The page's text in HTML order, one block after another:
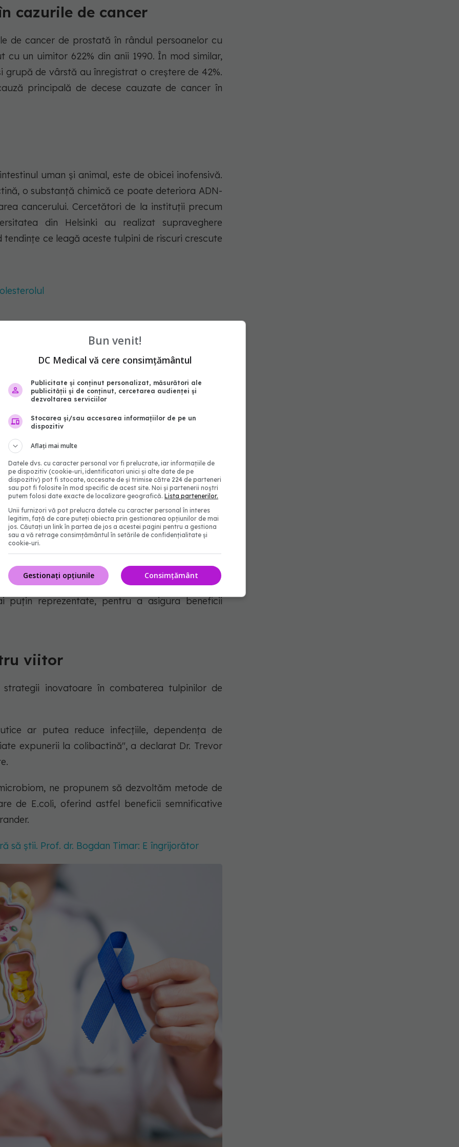
cazurile de cancer
de cancer de prostată în rândul persoanelor cu
un uimitor 622% din anii 1990. În mod similar,
grupă de vârstă au înregistrat o creștere de 42%.
principală de decese cauzate de cancer în
uman și animal, este de obicei inofensivă.
o substanță chimică ce poate deteriora ADN-
cancerului. Cercetători de la instituții precum
din Helsinki au realizat supraveghere
ce leagă aceste tulpini de riscuri crescute
expuse riscului
produc colibactină sunt mai frecvente în țările
sunt considerabil mai mari. În schimb, aceste
și Pakistan, care raportează incidențe
urinare și al prostatei.
și perspective globale
autorii principali ai studiului, a subliniat
conexiuni între anumite tulpini de E.coli și
prof. Jukka Corander, potrivitMirror.
evidențiat necesitatea continuării cercetărilor
puțin reprezentate, pentru a asigura beneficii
viitor
inovatoare în combaterea tulpinilor de
ar putea reduce infecțiile, dependența de
expunerii la colibactină", a declarat Dr. Trevor
ne propunem să dezvoltăm metode de
de E.coli, oferind astfel beneficii semnificative
să știi. Prof. dr. Bogdan Timar: E îngrijorător
Bun venit!
DC Medical vă cere consimțământul
Publicitate și conținut personalizat, măsurători ale
publicității și de conținut, cercetarea audienței și
dezvoltarea serviciilor
Stocarea și/sau accesarea informațiilor de pe un
dispozitiv
Aflați mai multe
Datele dvs. cu caracter personal vor fi prelucrate, iar informațiile de
pe dispozitiv (cookie-uri, identificatori unici și alte date de pe
dispozitiv) pot fi stocate, accesate de și trimise către 224 de parteneri
sau pot fi folosite în mod specific de acest site. Noi și partenerii noștri
putem folosi date exacte de localizare geografică. Lista partenerilor.
Unii furnizori vă pot prelucra datele cu caracter personal în interes
legitim, față de care puteți obiecta prin gestionarea opțiunilor de mai
jos. Căutați un link în partea de jos a acestei pagini pentru a gestiona
sau a vă retrage consimțământul în setările de confidențialitate și
cookie-uri.
Consimțământ
Gestionați opțiunile